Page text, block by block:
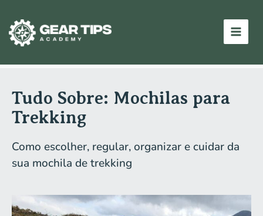
para
Tudo Sobre: Mochilas para
Trekking
Como escolher, regular, organizar e cuidar da
sua mochila de trekking